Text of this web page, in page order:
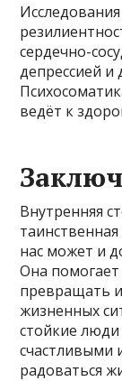
сердечно-
депрессией
ведёт к
Внутренняя
нас может и
Она
превращать
жизненных
стойкие
счастливыми
радоваться